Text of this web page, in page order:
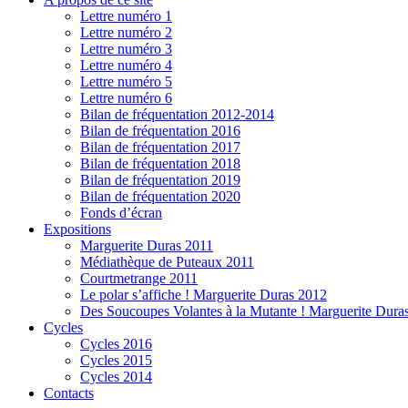
Lettre numéro 1
Lettre numéro 2
Lettre numéro 3
Lettre numéro 4
Lettre numéro 5
Lettre numéro 6
Bilan de fréquentation 2012-2014
Bilan de fréquentation 2016
Bilan de fréquentation 2017
Bilan de fréquentation 2018
Bilan de fréquentation 2019
Bilan de fréquentation 2020
Fonds d’écran
Expositions
Marguerite Duras 2011
Médiathèque de Puteaux 2011
Courtmetrange 2011
Le polar s’affiche ! Marguerite Duras 2012
Des Soucoupes Volantes à la Mutante ! Marguerite
Cycles
Cycles 2016
Cycles 2015
Cycles 2014
Contacts